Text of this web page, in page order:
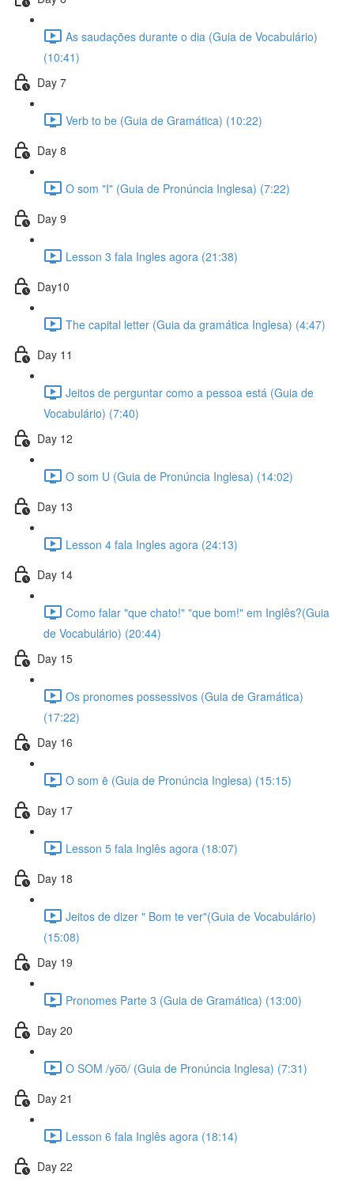
As saudações durante o dia (Guia de Vocabulário)
(10:41)
Day 7
Verb to be (Guia de Gramática) (10:22)
Day 8
O som "I" (Guia de Pronúncia Inglesa) (7:22)
Day 9
Lesson 3 fala Ingles agora (21:38)
Day10
The capital letter (Guia da gramática Inglesa) (4:47)
Day 11
Jeitos de perguntar como a pessoa está (Guia de
Vocabulário) (7:40)
Day 12
O som U (Guia de Pronúncia Inglesa) (14:02)
Day 13
Lesson 4 fala Ingles agora (24:13)
Day 14
Como falar "que chato!" "que bom!" em Inglês?(Guia
de Vocabulário) (20:44)
Day 15
Os pronomes possessivos (Guia de Gramática)
(17:22)
Day 16
O som ē (Guia de Pronúncia Inglesa) (15:15)
Day 17
Lesson 5 fala Inglês agora (18:07)
Day 18
Jeitos de dizer " Bom te ver"(Guia de Vocabulário)
(15:08)
Day 19
Pronomes Parte 3 (Guia de Gramática) (13:00)
Day 20
O SOM /yo͞o/ (Guia de Pronúncia Inglesa) (7:31)
Day 21
Lesson 6 fala Inglês agora (18:14)
Day 22